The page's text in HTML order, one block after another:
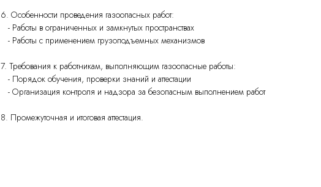
6. Особенности проведения газоопасных работ:
- Работы в ограниченных и замкнутых пространствах
- Работы с применением грузоподъемных механизмов
7. Требования к работникам, выполняющим газоопасные работы:
- Порядок обучения, проверки знаний и аттестации
- Организация контроля и надзора за безопасным выполнением работ
8. Промежуточная и итоговая аттестация.